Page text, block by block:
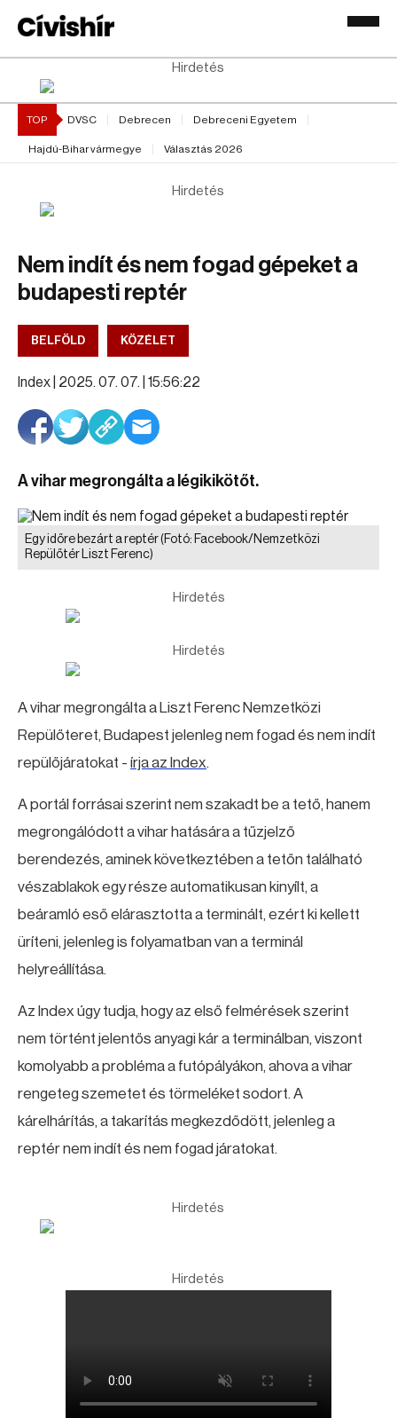
Hirdetés
TOP DVSC Debrecen Debreceni Egyetem
Hajdú-Bihar vármegye Választás 2026
Hirdetés
Nem indít és nem fogad gépeket a
budapesti reptér
BELFÖLD KÖZÉLET
Index | 2025. 07. 07. | 15:56:22
A vihar megrongálta a légikikötőt.
Egy időre bezárt a reptér(Fotó: Facebook/Nemzetközi
Repülőtér Liszt Ferenc)
Hirdetés
Hirdetés
A vihar megrongálta a Liszt Ferenc Nemzetközi
Repülőteret, Budapest jelenleg nem fogad és nem indít
repülőjáratokat - írja az Index.
A portál forrásai szerint nem szakadt be a tető, hanem
megrongálódott a vihar hatására a tűzjelző
berendezés, aminek következtében a tetőn található
vészablakok egy része automatikusan kinyílt, a
beáramló eső elárasztotta a terminált, ezért ki kellett
üríteni, jelenleg is folyamatban van a terminál
helyreállítása.
Az Index úgy tudja, hogy az első felmérések szerint
nem történt jelentős anyagi kár a terminálban, viszont
komolyabb a probléma a futópályákon, ahova a vihar
rengeteg szemetet és törmeléket sodort. A
kárelhárítás, a takarítás megkezdődött, jelenleg a
reptér nem indít és nem fogad járatokat.
Hirdetés
Hirdetés